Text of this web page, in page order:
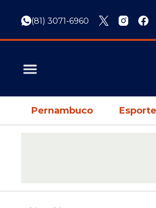
(81) 3071-6960
Pernambuco